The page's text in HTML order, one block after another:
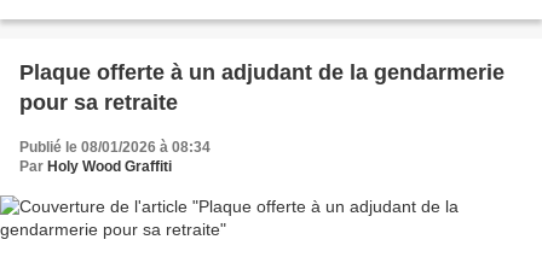
Plaque offerte à un adjudant de la gendarmerie
pour sa retraite
Publié le 08/01/2026 à 08:34
Par Holy Wood Graffiti